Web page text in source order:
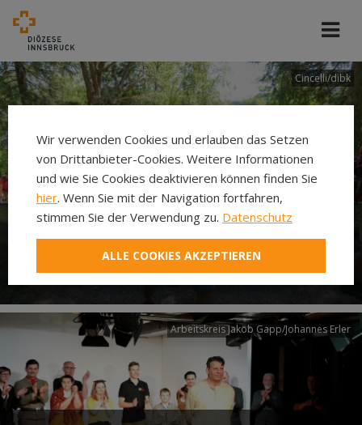
Cincelli/dibk
Neuer Pilgerweg Via
Laudato si’
Arbeitskreis Jakob Gapp/Johannes Erler
Wir verwenden Cookies und erlauben das Setzen
von Drittanbieter-Cookies. Weitere Informationen
und wie Sie Cookies deaktivieren können finden Sie
hier. Wenn Sie mit der Navigation fortfahren,
stimmen Sie der Verwendung zu. Datenschutz
ALLE COOKIES AKZEPTIEREN